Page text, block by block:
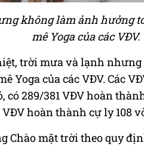
không làm ảnh hưởng
mê Yoga của các VĐV.
trời mưa và lạnh
Yoga của các VĐV. Các
có 289/381 VĐV hoàn
hoàn thành cự ly 108
Chào mặt trời theo quy